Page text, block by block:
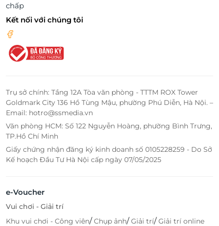
chấp
Kết nối với chúng tôi
Trụ sở chính: Tầng 12A Tòa văn phòng - TTTM ROX Tower
Goldmark City 136 Hồ Tùng Mậu, phường Phú Diễn, Hà Nội. –
Email: hotro@ssmedia.vn
Văn phòng HCM: Số 122 Nguyễn Hoàng, phường Bình Trưng,
TP.Hồ Chí Minh
Giấy chứng nhận đăng ký kinh doanh số 0105228259 - Do Sở
Kế hoạch Đầu Tư Hà Nội cấp ngày 07/05/2025
e-Voucher
Vui chơi - Giải trí
Khu vui chơi - Công viên/Chụp ảnh/Giải trí/Giải trí online